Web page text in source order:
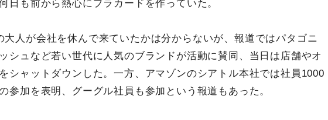
日も前から熱心にプラカードを作っていた。
大人が会社を休んで来ていたかは分からないが、報道ではパタゴニ
シュなど若い世代に人気のブランドが活動に賛同、当日は店舗やオ
シャットダウンした。一方、アマゾンのシアトル本社では社員1000
参加を表明、グーグル社員も参加という報道もあった。